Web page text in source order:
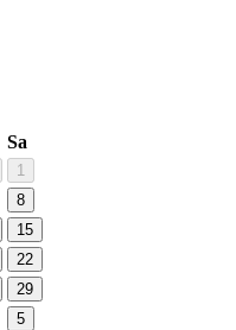
Sa
1
8
15
22
29
5